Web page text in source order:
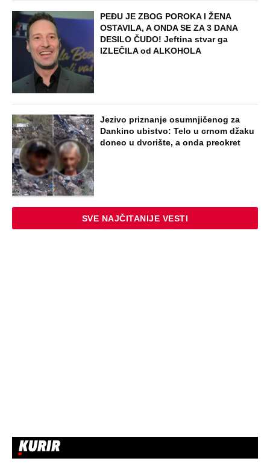
PEĐU JE ZBOG POROKA I ŽENA
OSTAVILA, A ONDA SE ZA 3 DANA
DESILO ČUDO! Jeftina stvar ga
IZLEČILA od ALKOHOLA
Jezivo priznanje osumnjičenog za
Dankino ubistvo: Telo u crnom džaku
doneo u dvorište, a onda preokret
SVE NAJČITANIJE VESTI